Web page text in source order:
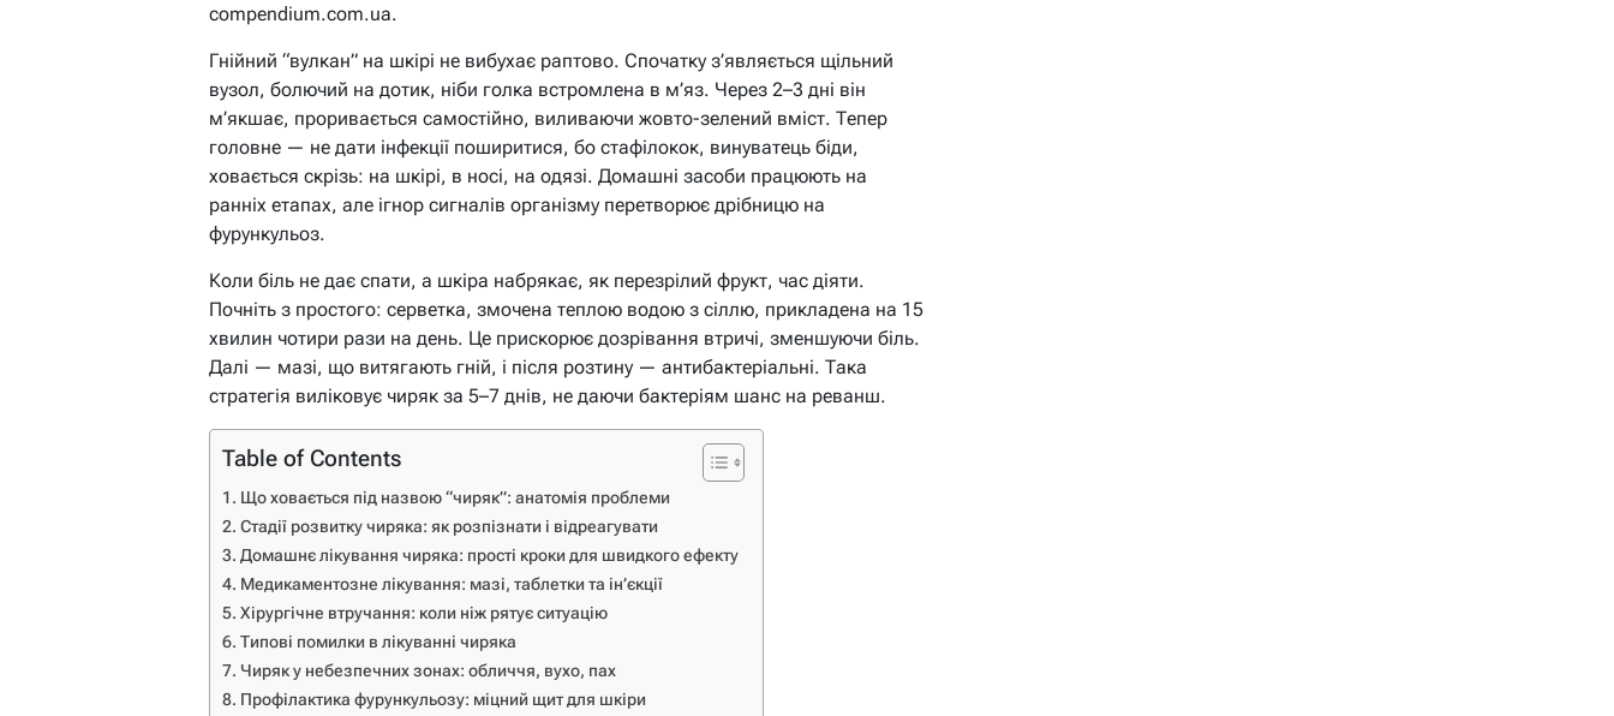
compendium.com.ua.
Гнійний “вулкан” на шкірі не вибухає раптово. Спочатку з’являється щільний
вузол, болючий на дотик, ніби голка встромлена в м’яз. Через 2–3 дні він
м’якшає, проривається самостійно, виливаючи жовто-зелений вміст. Тепер
головне — не дати інфекції поширитися, бо стафілокок, винуватець біди,
ховається скрізь: на шкірі, в носі, на одязі. Домашні засоби працюють на
ранніх етапах, але ігнор сигналів організму перетворює дрібницю на
фурункульоз.
Коли біль не дає спати, а шкіра набрякає, як перезрілий фрукт, час діяти.
Почніть з простого: серветка, змочена теплою водою з сіллю, прикладена на 15
хвилин чотири рази на день. Це прискорює дозрівання втричі, зменшуючи біль.
Далі — мазі, що витягають гній, і після розтину — антибактеріальні. Така
стратегія виліковує чиряк за 5–7 днів, не даючи бактеріям шанс на реванш.
Table of Contents
Що ховається під назвою “чиряк”: анатомія проблеми
Стадії розвитку чиряка: як розпізнати і відреагувати
Домашнє лікування чиряка: прості кроки для швидкого ефекту
Медикаментозне лікування: мазі, таблетки та ін’єкції
Хірургічне втручання: коли ніж рятує ситуацію
Типові помилки в лікуванні чиряка
Чиряк у небезпечних зонах: обличчя, вухо, пах
Профілактика фурункульозу: міцний щит для шкіри